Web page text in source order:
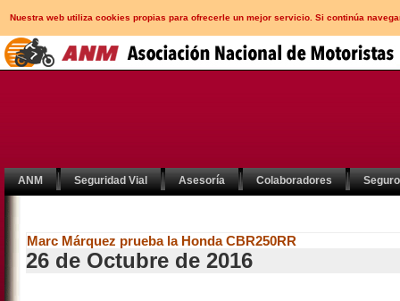
Nuestra web utiliza cookies propias para ofrecerle un mejor servicio. Si continúa
ANM Seguridad Vial Asesoría Colaboradores
Marc Márquez prueba la Honda CBR250RR
26 de Octubre de 2016